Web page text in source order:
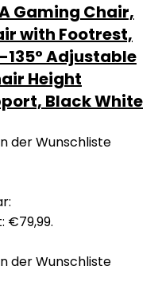
Gaming Chair,
with Footrest,
Adjustable
Height
Black White
der Wunschliste
€79,99.
der Wunschliste